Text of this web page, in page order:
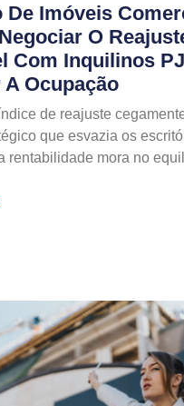
De Imóveis
O
Com Inquilinos
A Ocupação
de reajuste
que esvazia os
rentabilidade mora no